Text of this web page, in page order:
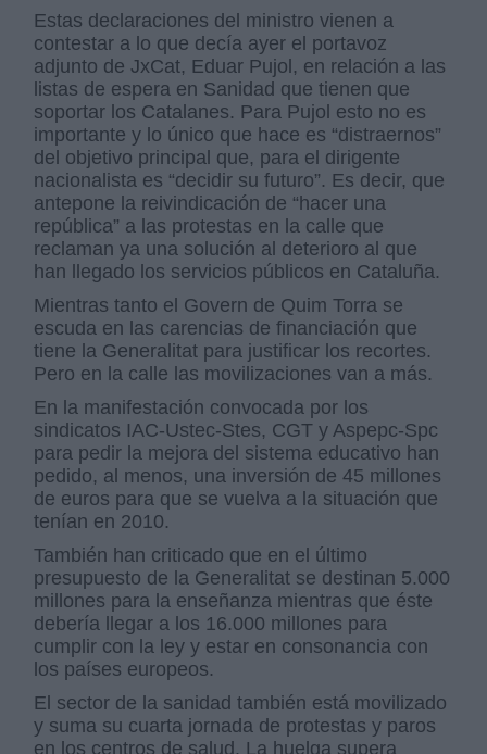
Estas declaraciones del ministro vienen a
contestar a lo que decía ayer el portavoz
adjunto de JxCat, Eduar Pujol, en relación a las
listas de espera en Sanidad que tienen que
soportar los Catalanes. Para Pujol esto no es
importante y lo único que hace es “distraernos”
del objetivo principal que, para el dirigente
nacionalista es “decidir su futuro”. Es decir, que
antepone la reivindicación de “hacer una
república” a las protestas en la calle que
reclaman ya una solución al deterioro al que
han llegado los servicios públicos en Cataluña.
Mientras tanto el Govern de Quim Torra se
escuda en las carencias de financiación que
tiene la Generalitat para justificar los recortes.
Pero en la calle las movilizaciones van a más.
En la manifestación convocada por los
sindicatos IAC-Ustec-Stes, CGT y Aspepc-Spc
para pedir la mejora del sistema educativo han
pedido, al menos, una inversión de 45 millones
de euros para que se vuelva a la situación que
tenían en 2010.
También han criticado que en el último
presupuesto de la Generalitat se destinan 5.000
millones para la enseñanza mientras que éste
debería llegar a los 16.000 millones para
cumplir con la ley y estar en consonancia con
los países europeos.
El sector de la sanidad también está movilizado
y suma su cuarta jornada de protestas y paros
en los centros de salud. La huelga supera